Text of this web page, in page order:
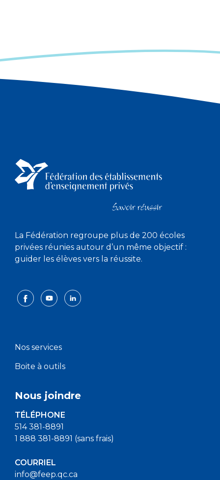
La Fédération regroupe plus de 200 écoles
privées réunies autour d’un même objectif :
guider les élèves vers la réussite.
Nos services
Boite à outils
Nous joindre
TÉLÉPHONE
514 381-8891
1 888 381-8891 (sans frais)
COURRIEL
info@feep.qc.ca